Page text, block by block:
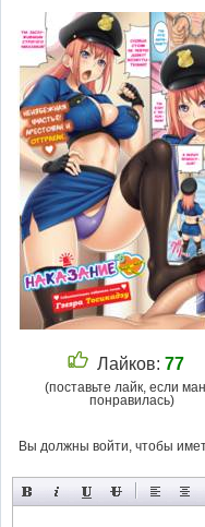
Лайков: 77
(поставьте лайк, если
понравилась)
Вы должны войти, чтобы